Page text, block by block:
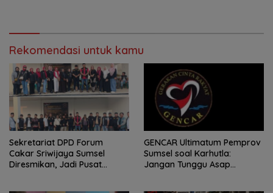
Rekomendasi untuk kamu
Sekretariat DPD Forum
Cakar Sriwijaya Sumsel
Diresmikan, Jadi Pusat
GENCAR Ultimatum Pemprov
Sumsel soal Karhutla:
Jangan Tunggu Asap